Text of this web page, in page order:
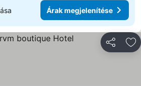
Árak megjelenítése